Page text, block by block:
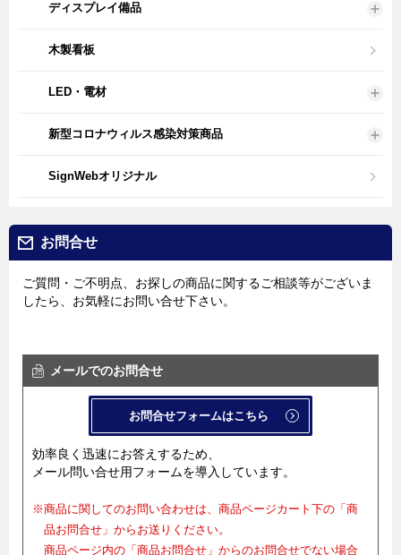
ディスプレイ備品
木製看板
LED・電材
新型コロナウィルス感染対策商品
SignWebオリジナル
お問合せ
ご質問・ご不明点、お探しの商品に関するご相談等がございま
したら、お気軽にお問い合せ下さい。
メールでのお問合せ
お問合せフォームはこちら
効率良く迅速にお答えするため、
メール問い合せ用フォームを導入しています。
※商品に関してのお問い合わせは、商品ページカート下の「商
品お問合せ」からお送りください。
商品ページ内の「商品お問合せ」からのお問合せでない場合